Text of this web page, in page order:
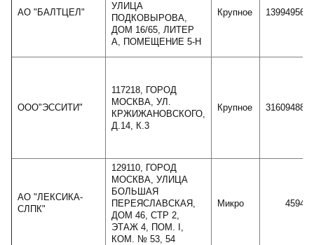
АО "БАЛТЦЕЛ"
УЛИЦА
ПОДКОВЫРОВА,
ДОМ 16/65, ЛИТЕР
А, ПОМЕЩЕНИЕ 5-Н
Крупное 13994956
ООО"ЭССИТИ"
117218, ГОРОД
МОСКВА, УЛ.
КРЖИЖАНОВСКОГО,
Д.14, К.3
Крупное 31609488
АО "ЛЕКСИКА-
СЛПК"
129110, ГОРОД
МОСКВА, УЛИЦА
БОЛЬШАЯ
ПЕРЕЯСЛАВСКАЯ,
ДОМ 46, СТР 2,
ЭТАЖ 4, ПОМ. I,
КОМ. № 53, 54
Микро 4594